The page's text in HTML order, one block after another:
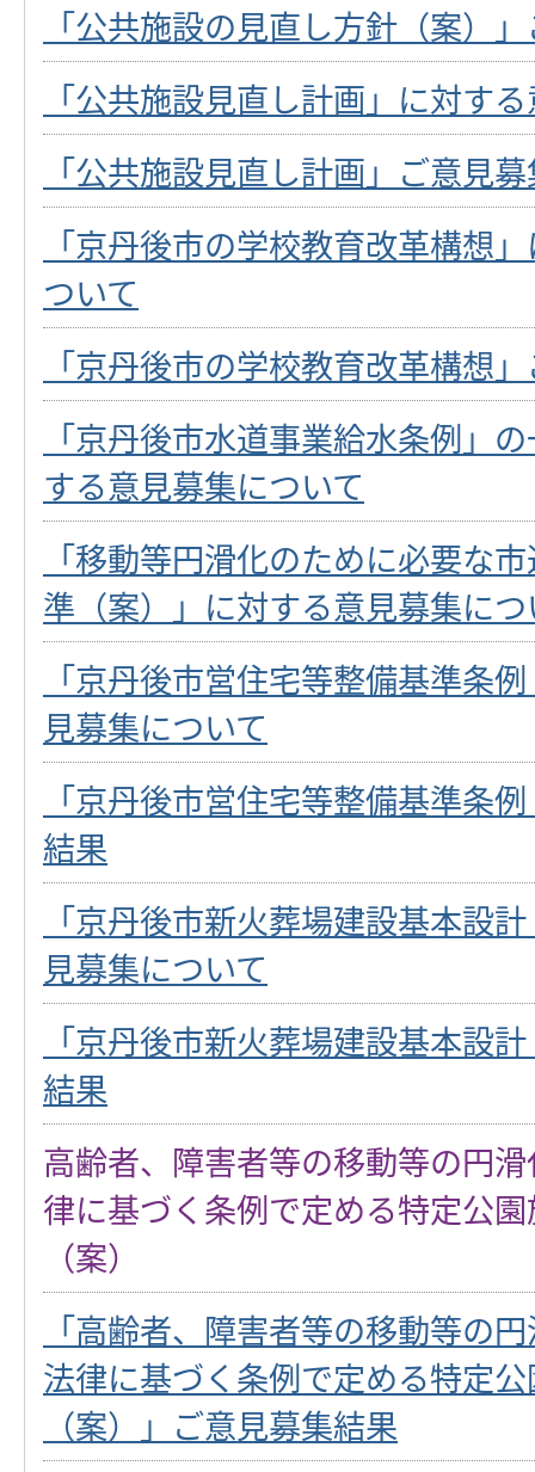
「公共施設の見直し方針（案）
「公共施設見直し計画」に対す
「公共施設見直し計画」ご意見
「京丹後市の学校教育改革構想
ついて
「京丹後市の学校教育改革構想
「京丹後市水道事業給水条例」
する意見募集について
「移動等円滑化のために必要な
準（案）」に対する意見募集に
「京丹後市営住宅等整備基準条
見募集について
「京丹後市営住宅等整備基準条
結果
「京丹後市新火葬場建設基本設
見募集について
「京丹後市新火葬場建設基本設
結果
高齢者、障害者等の移動等の円
律に基づく条例で定める特定公
（案）
「高齢者、障害者等の移動等の
法律に基づく条例で定める特定
（案）」ご意見募集結果